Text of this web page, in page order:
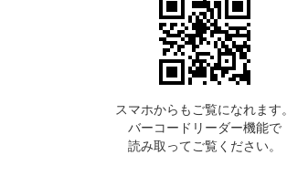
スマホからもご覧になれます。
バーコードリーダー機能で
読み取ってご覧ください。